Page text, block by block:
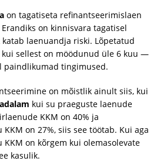
on tagatiseta refinantseerimislaen
on kinnisvara tagatisel
laenuandja riski. Lõpetatud
sellest on möödunud üle 6 kuu —
paindlikumad tingimused.
on mõistlik ainult siis, kui
kui su praeguste laenude
KKM on 40% ja
on 27%, siis see töötab. Kui aga
on kõrgem kui olemasolevate
kasulik.